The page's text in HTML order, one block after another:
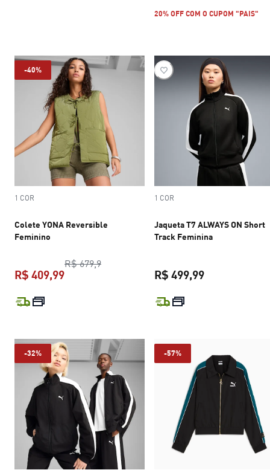
20% OFF COM O CUPOM "PAIS"
-40%
1 COR
Colete YONA Reversible
Feminino
R$ 679,9preço original R$ 679,9
R$ 409,99
preço atual R$ 409,99
1 COR
Jaqueta T7 ALWAYS ON Short
Track Feminina
R$ 499,99
-32% -57%